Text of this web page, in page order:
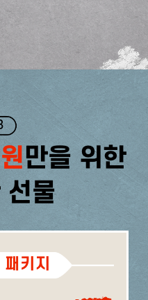
만을 위한
선물
키지